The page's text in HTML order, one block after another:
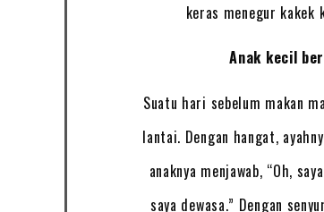
keras menegur kakek
Anak kecil
Suatu hari sebelum makan
lantai. Dengan hangat,
anaknya menjawab, “Oh,
saya dewasa.” Dengan